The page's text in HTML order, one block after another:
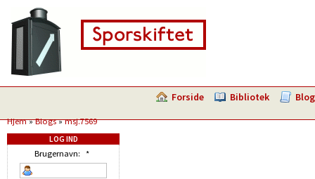
Forside Bibliotek Blog
Hjem»Blogs»msj.7569
LOG IND
Brugernavn: *